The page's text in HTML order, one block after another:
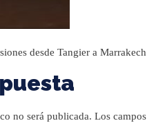
desde Tangier a Marrakech
no será publicada. Los campos